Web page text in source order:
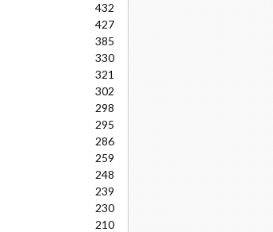
432
427
385
330
321
302
298
295
286
259
248
239
230
210